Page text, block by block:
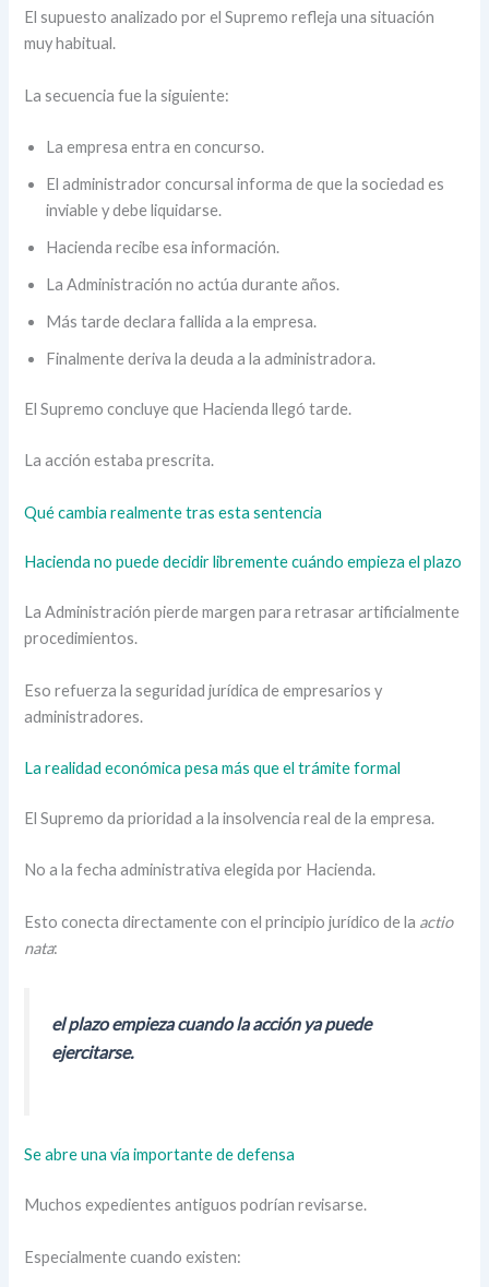
El supuesto analizado por el Supremo refleja una situación
muy habitual.
La secuencia fue la siguiente:
La empresa entra en concurso.
El administrador concursal informa de que la sociedad es
inviable y debe liquidarse.
Hacienda recibe esa información.
La Administración no actúa durante años.
Más tarde declara fallida a la empresa.
Finalmente deriva la deuda a la administradora.
El Supremo concluye que Hacienda llegó tarde.
La acción estaba prescrita.
Qué cambia realmente tras esta sentencia
Hacienda no puede decidir libremente cuándo empieza el plazo
La Administración pierde margen para retrasar artificialmente
procedimientos.
Eso refuerza la seguridad jurídica de empresarios y
administradores.
La realidad económica pesa más que el trámite formal
El Supremo da prioridad a la insolvencia real de la empresa.
No a la fecha administrativa elegida por Hacienda.
Esto conecta directamente con el principio jurídico de la actio
nata:
el plazo empieza cuando la acción ya puede
ejercitarse.
Se abre una vía importante de defensa
Muchos expedientes antiguos podrían revisarse.
Especialmente cuando existen: